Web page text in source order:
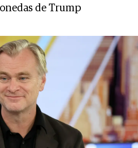
de Trump